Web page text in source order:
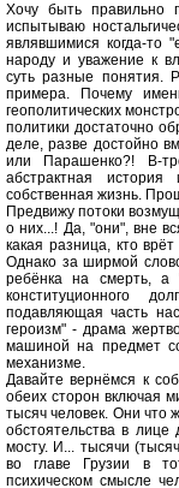
Хочу быть правильно
испытываю
являвшимися когда-то
народу и уважение к
суть разные понятия.
примера. Почему
геополитических
политики достаточно
деле, разве достойно
или Парашенко?! В-
абстрактная
собственная жизнь.
Предвижу потоки
о них...! Да, "они", вне
какая разница, кто
Однако за ширмой
ребёнка на смерть,
конституционного
подавляющая часть
героизм" - драма
машиной на предмет
механизме.
Давайте вернёмся к
обеих сторон включая
тысяч человек. Они что
обстоятельства в
мосту. И... тысячи
во главе Грузии в
психическом смысле